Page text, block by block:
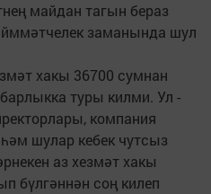
майдан тагын бераз
заманында шул
хакы 36700 сумнан
туры килми. Ул -
компания
шулар кебек чутсыз
аз хезмәт хакы
бүлгәннән соң килеп